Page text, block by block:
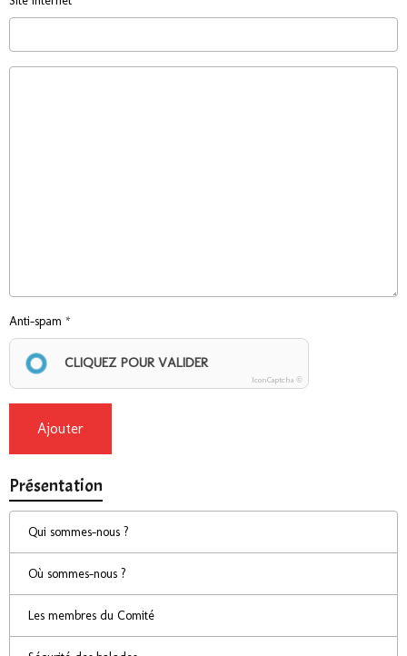
Anti-spam
CLIQUEZ POUR VALIDER
IconCaptcha ©
Ajouter
Présentation
Qui sommes-nous ?
Où sommes-nous ?
Les membres du Comité